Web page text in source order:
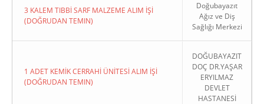
3 KALEM TIBBİ SARF MALZEME ALIM İŞİ
(DOĞRUDAN TEMIN)
Doğubayazıt
Ağız ve Diş
Sağlığı Merkezi
1 ADET KEMİK CERRAHİ ÜNİTESİ ALIM İŞİ
(DOĞRUDAN TEMIN)
DOĞUBAYAZIT
DOÇ DR.YAŞAR
ERYILMAZ
DEVLET
HASTANESİ